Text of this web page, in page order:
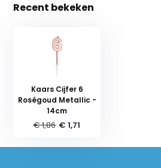
Recent bekeken
Kaars Cijfer 6
Roségoud Metallic -
14cm
€ 1,86 € 1,71